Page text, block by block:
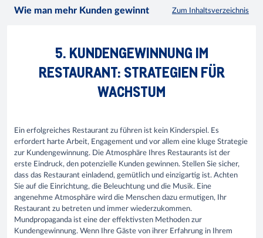
Wie man mehr Kunden gewinnt Zum Inhaltsverzeichnis
5. KUNDENGEWINNUNG IM
RESTAURANT: STRATEGIEN FÜR
WACHSTUM
Ein erfolgreiches Restaurant zu führen ist kein Kinderspiel. Es
erfordert harte Arbeit, Engagement und vor allem eine kluge Strategie
zur Kundengewinnung. Die Atmosphäre Ihres Restaurants ist der
erste Eindruck, den potenzielle Kunden gewinnen. Stellen Sie sicher,
dass das Restaurant einladend, gemütlich und einzigartig ist. Achten
Sie auf die Einrichtung, die Beleuchtung und die Musik. Eine
angenehme Atmosphäre wird die Menschen dazu ermutigen, Ihr
Restaurant zu betreten und immer wiederzukommen.
Mundpropaganda ist eine der effektivsten Methoden zur
Kundengewinnung. Wenn Ihre Gäste von ihrer Erfahrung in Ihrem